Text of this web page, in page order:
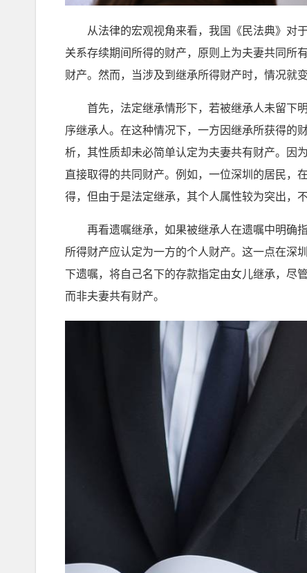
从法律的宏观视角来看，我国《民法典》对
关系存续期间所得的财产，原则上为夫妻共同所
财产。然而，当涉及到继承所得财产时，情况就
首先，法定继承情形下，若被继承人未留下
序继承人。在这种情况下，一方因继承所获得的
析，其性质却未必简单认定为夫妻共有财产。因
直接取得的共同财产。例如，一位深圳的居民，
得，但由于是法定继承，其个人属性较为突出，
再看遗嘱继承，如果被继承人在遗嘱中明确
所得财产应认定为一方的个人财产。这一点在深
下遗嘱，将自己名下的存款指定由女儿继承，尽
而非夫妻共有财产。